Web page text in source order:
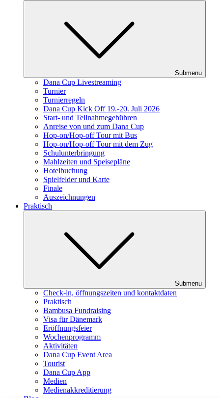
Submenu
Dana Cup Livestreaming
Turnier
Turnierregeln
Dana Cup Kick Off 19.-20. Juli 2026
Start- und Teilnahmegebühren
Anreise von und zum Dana Cup
Hop-on/Hop-off Tour mit Bus
Hop-on/Hop-off Tour mit dem Zug
Schulunterbringung
Mahlzeiten und Speisepläne
Hotelbuchung
Spielfelder und Karte
Finale
Auszeichnungen
Praktisch
Submenu
Check-in, öffnungszeiten und kontaktdaten
Praktisch
Bambusa Fundraising
Visa für Dänemark
Eröffnungsfeier
Wochenprogramm
Aktivitäten
Dana Cup Event Area
Tourist
Dana Cup App
Medien
Medienakkreditierung